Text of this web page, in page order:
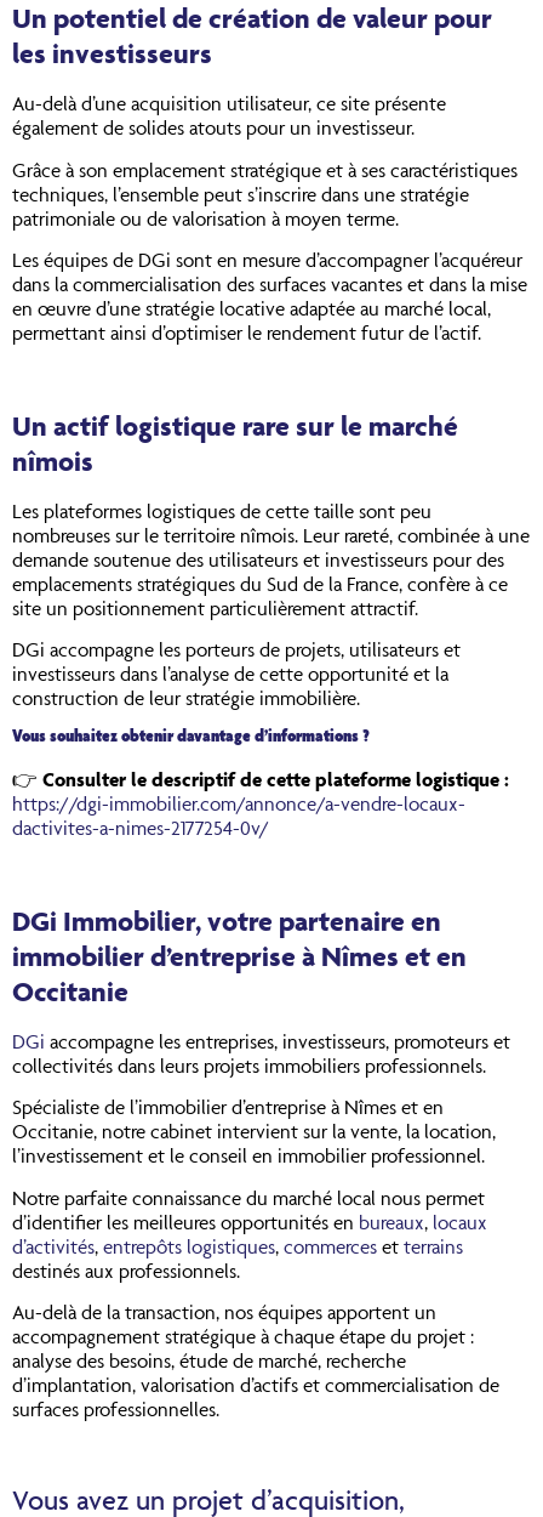
Un potentiel de création de valeur pour
les investisseurs
Au-delà d’une acquisition utilisateur, ce site présente
également de solides atouts pour un investisseur.
Grâce à son emplacement stratégique et à ses caractéristiques
techniques, l’ensemble peut s’inscrire dans une stratégie
patrimoniale ou de valorisation à moyen terme.
Les équipes de DGi sont en mesure d’accompagner l’acquéreur
dans la commercialisation des surfaces vacantes et dans la mise
en œuvre d’une stratégie locative adaptée au marché local,
permettant ainsi d’optimiser le rendement futur de l’actif.
Un actif logistique rare sur le marché
nîmois
Les plateformes logistiques de cette taille sont peu
nombreuses sur le territoire nîmois. Leur rareté, combinée à une
demande soutenue des utilisateurs et investisseurs pour des
emplacements stratégiques du Sud de la France, confère à ce
site un positionnement particulièrement attractif.
DGi accompagne les porteurs de projets, utilisateurs et
investisseurs dans l’analyse de cette opportunité et la
construction de leur stratégie immobilière.
Vous souhaitez obtenir davantage d’informations ?
👉 Consulter le descriptif de cette plateforme logistique :
https://dgi-immobilier.com/annonce/a-vendre-locaux-
dactivites-a-nimes-2177254-0v/
DGi Immobilier, votre partenaire en
immobilier d’entreprise à Nîmes et en
Occitanie
DGi accompagne les entreprises, investisseurs, promoteurs et
collectivités dans leurs projets immobiliers professionnels.
Spécialiste de l’immobilier d’entreprise à Nîmes et en
Occitanie, notre cabinet intervient sur la vente, la location,
l’investissement et le conseil en immobilier professionnel.
Notre parfaite connaissance du marché local nous permet
d’identifier les meilleures opportunités en bureaux, locaux
d’activités, entrepôts logistiques, commerces et terrains
destinés aux professionnels.
Au-delà de la transaction, nos équipes apportent un
accompagnement stratégique à chaque étape du projet :
analyse des besoins, étude de marché, recherche
d’implantation, valorisation d’actifs et commercialisation de
surfaces professionnelles.
Vous avez un projet d’acquisition,